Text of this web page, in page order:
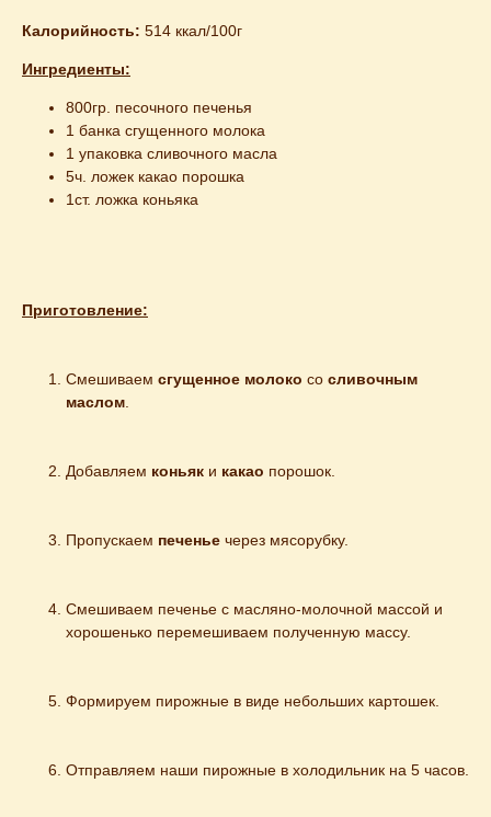
Калорийность: 514 ккал/100г
Ингредиенты:
800гр. песочного печенья
1 банка сгущенного молока
1 упаковка сливочного масла
5ч. ложек какао порошка
1ст. ложка коньяка
Приготовление:
Смешиваем сгущенное молоко со сливочным
маслом
Добавляем коньяк и какао порошок.
Пропускаем печенье через мясорубку.
Смешиваем печенье с масляно-молочной массой и
хорошенько перемешиваем полученную массу.
Формируем пирожные в виде небольших картошек.
Отправляем наши пирожные в холодильник на 5 часов.